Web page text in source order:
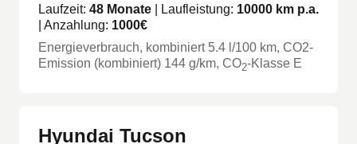
Laufzeit: 48 Monate | Laufleistung: 10000 km p.a.
| Anzahlung: 1000€
Energieverbrauch, kombiniert 5.4 l/100 km, CO2-
Emission (kombiniert) 144 g/km, CO2-Klasse E
Hyundai Tucson